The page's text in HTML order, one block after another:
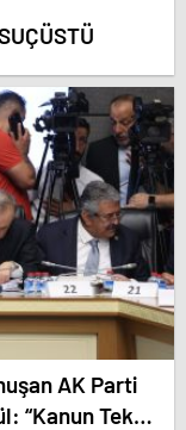
AK Parti
“Kanun Teklifi